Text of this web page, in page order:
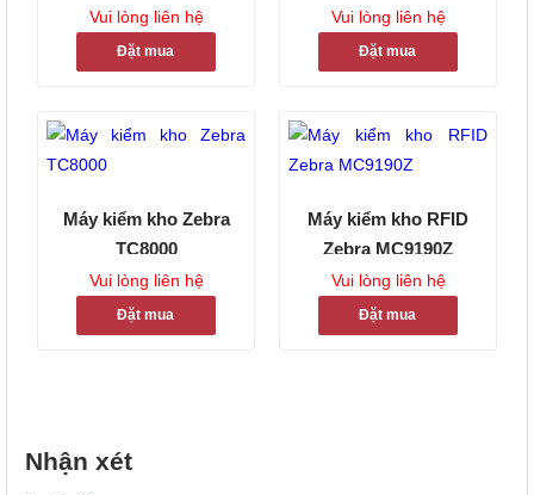
Vui lòng liên hệ
Đặt mua
Vui lòng liên hệ
Đặt mua
Máy kiểm kho Zebra
TC8000
Vui lòng liên hệ
Đặt mua
Máy kiểm kho RFID
Zebra MC9190Z
Vui lòng liên hệ
Đặt mua
Nhận xét